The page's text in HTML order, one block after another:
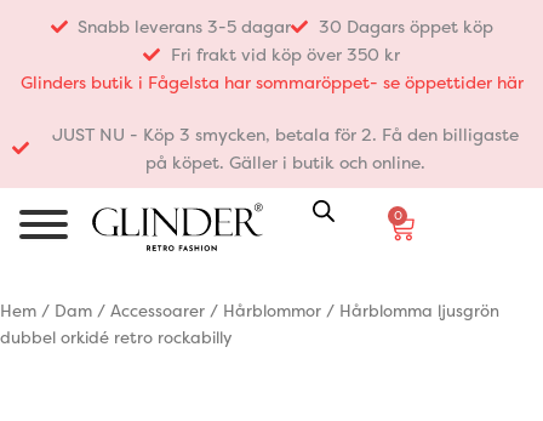
innehåll
Snabb leverans 3-5 dagar
30 Dagars öppet köp
Fri frakt vid köp över 350 kr
Glinders butik i Fågelsta har sommaröppet- se öppettider här
JUST NU - Köp 3 smycken, betala för 2. Få den billigaste
på köpet. Gäller i butik och online.
0
Varukorg
Hem / Dam / Accessoarer / Hårblommor / Hårblomma ljusgrön
dubbel orkidé retro rockabilly